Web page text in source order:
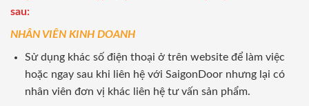
sau:
NHÂN VIÊN KINH DOANH
Sử dụng khác số điện thoại ở trên website để làm việc
hoặc ngay sau khi liên hệ với SaigonDoor nhưng lại có
nhân viên đơn vị khác liên hệ tư vấn sản phẩm.